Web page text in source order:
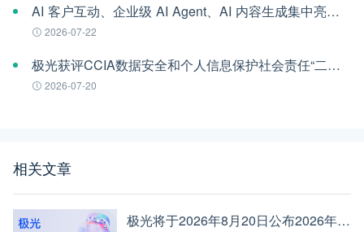
AI 客户互动、企业级 AI Agent、AI 内容生成集中亮相！极光旗下EngageLab WAIC 2026 现场回顾
2026-07-22
极光获评CCIA数据安全和个人信息保护社会责任“二星级”单位
2026-07-20
相关文章
极光将于2026年8月20日公布2026年第二季度财报